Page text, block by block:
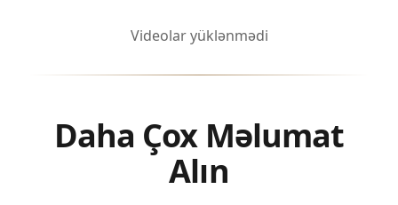
Videolar yüklənmədi
Daha Çox Məlumat
Alın